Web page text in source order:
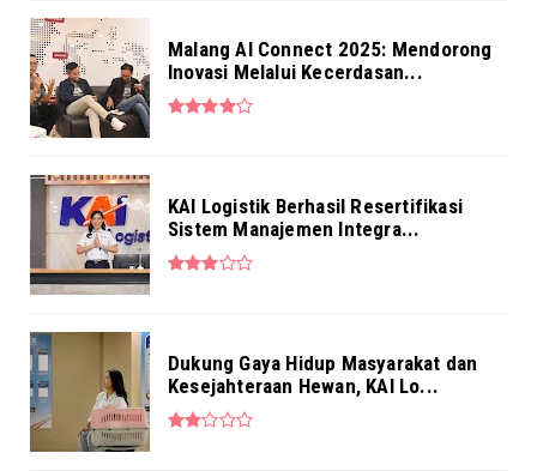
Aug 04, 2026
NEWS
Pekerja BRI Region 6 Gelar Pengajian
Malang AI Connect 2025: Mendorong
Inovasi Melalui Kecerdasan...
KAI Logistik Berhasil Resertifikasi
Sistem Manajemen Integra...
Dukung Gaya Hidup Masyarakat dan
Kesejahteraan Hewan, KAI Lo...